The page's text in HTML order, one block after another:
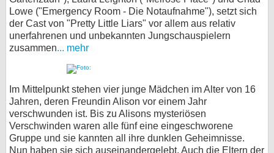
Lowe ("Emergency Room - Die Notaufnahme"), setzt sich
der Cast von "Pretty Little Liars" vor allem aus relativ
unerfahrenen und unbekannten Jungschauspielern
zusammen... mehr
Im Mittelpunkt stehen vier junge Mädchen im Alter von 16
Jahren, deren Freundin Alison vor einem Jahr
verschwunden ist. Bis zu Alisons mysteriösen
Verschwinden waren alle fünf eine eingeschworene
Gruppe und sie kannten all ihre dunklen Geheimnisse.
Nun haben sie sich auseinandergelebt. Auch die Eltern der